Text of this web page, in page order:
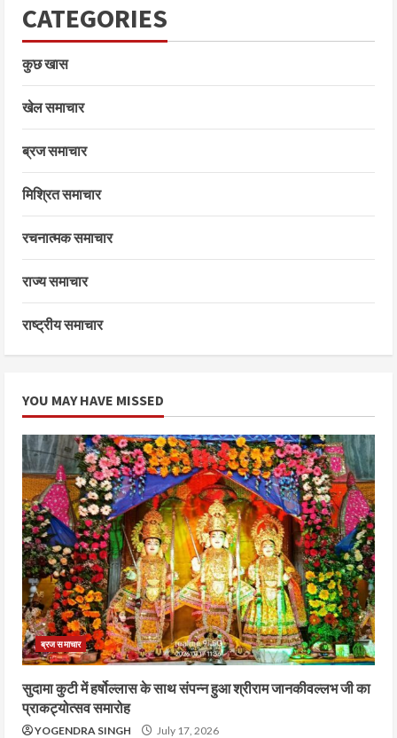
CATEGORIES
कुछ खास
खेल समाचार
ब्रज समाचार
मिश्रित समाचार
रचनात्मक समाचार
राज्य समाचार
राष्ट्रीय समाचार
YOU MAY HAVE MISSED
ब्रज समाचार
सुदामा कुटी में हर्षोल्लास के साथ संपन्न हुआ श्रीराम जानकीवल्लभ जी का
प्राकट्योत्सव समारोह
YOGENDRA SINGH July 17, 2026